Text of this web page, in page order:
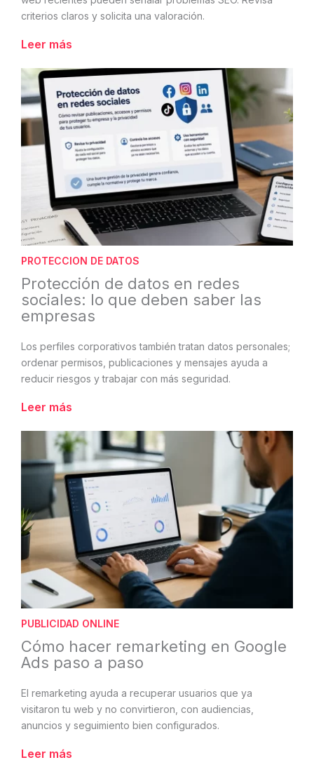
criterios claros y solicita una valoración.
Leer más
PROTECCION DE DATOS
Protección de datos en redes
sociales: lo que deben saber las
empresas
Los perfiles corporativos también tratan datos personales;
ordenar permisos, publicaciones y mensajes ayuda a
reducir riesgos y trabajar con más seguridad.
Leer más
PUBLICIDAD ONLINE
Cómo hacer remarketing en Google
Ads paso a paso
El remarketing ayuda a recuperar usuarios que ya
visitaron tu web y no convirtieron, con audiencias,
anuncios y seguimiento bien configurados.
Leer más